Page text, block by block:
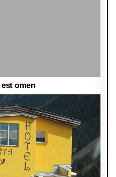
omen